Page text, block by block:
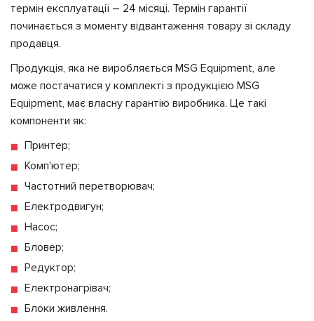
термін експлуатації – 24 місяці. Термін гарантії
починається з моменту відвантаження товару зі складу
продавця.
Продукція, яка не виробляється MSG Equipment, але
може постачатися у комплекті з продукцією MSG
Equipment, має власну гарантію виробника. Це такі
компоненти як:
Принтер;
Комп'ютер;
Частотний перетворювач;
Електродвигун;
Насос;
Бловер;
Редуктор;
Електронагрівач;
Блоки живлення.